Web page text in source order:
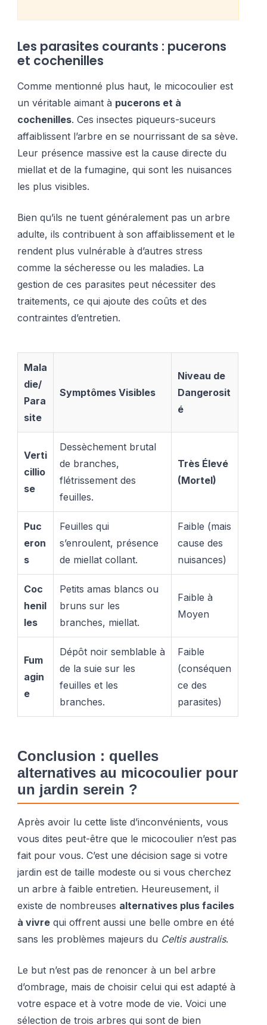
Les parasites courants : pucerons
et cochenilles
Comme mentionné plus haut, le micocoulier est
un véritable aimant à pucerons et à
cochenilles. Ces insectes piqueurs-suceurs
affaiblissent l’arbre en se nourrissant de sa sève.
Leur présence massive est la cause directe du
miellat et de la fumagine, qui sont les nuisances
les plus visibles.
Bien qu’ils ne tuent généralement pas un arbre
adulte, ils contribuent à son affaiblissement et le
rendent plus vulnérable à d’autres stress
comme la sécheresse ou les maladies. La
gestion de ces parasites peut nécessiter des
traitements, ce qui ajoute des coûts et des
contraintes d’entretien.
Mala
die/
Para
site
Symptômes Visibles
Niveau de
Dangerosit
é
Verti
cillio
se
Dessèchement brutal
de branches,
flétrissement des
feuilles.
Très Élevé
(Mortel)
Puc
eron
s
Feuilles qui
s’enroulent, présence
de miellat collant.
Faible (mais
cause des
nuisances)
Coc
henil
les
Petits amas blancs ou
bruns sur les
branches, miellat.
Faible à
Moyen
Fum
agin
e
Dépôt noir semblable à
de la suie sur les
feuilles et les
branches.
Faible
(conséquen
ce des
parasites)
Conclusion : quelles
alternatives au micocoulier pour
un jardin serein ?
Après avoir lu cette liste d’inconvénients, vous
vous dites peut-être que le micocoulier n’est pas
fait pour vous. C’est une décision sage si votre
jardin est de taille modeste ou si vous cherchez
un arbre à faible entretien. Heureusement, il
existe de nombreuses alternatives plus faciles
à vivre qui offrent aussi une belle ombre en été
sans les problèmes majeurs du Celtis australis.
Le but n’est pas de renoncer à un bel arbre
d’ombrage, mais de choisir celui qui est adapté à
votre espace et à votre mode de vie. Voici une
sélection de trois arbres qui sont de bien